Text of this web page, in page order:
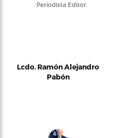
Periodista Editor
Lcdo. Ramón Alejandro
Pabón